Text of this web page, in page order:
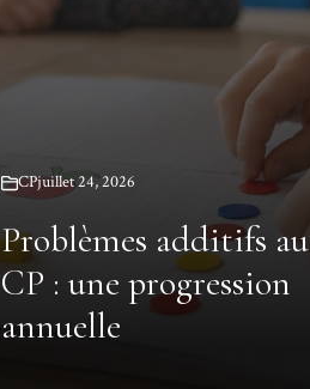
CPjuillet 24, 2026
Problèmes additifs au
CP : une progression
annuelle